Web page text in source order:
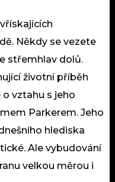
Někdy se vezete
střemhlav dolů.
životní příběh
vztahu s jeho
Parkerem. Jeho
hlediska
Ale vybudování
velkou měrou i